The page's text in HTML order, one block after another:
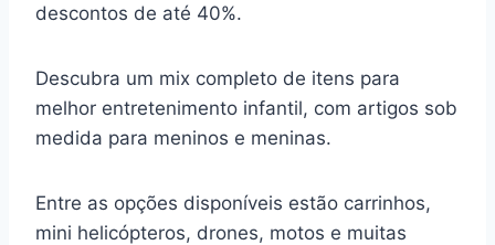
descontos de até 40%.
Descubra um mix completo de itens para
melhor entretenimento infantil, com artigos sob
medida para meninos e meninas.
Entre as opções disponíveis estão carrinhos,
mini helicópteros, drones, motos e muitas